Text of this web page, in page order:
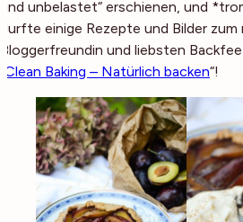
und unbelastet“ erschienen, und
durfte einige Rezepte und Bilder
Bloggerfreundin und liebsten
Clean Baking – Natürlich backen“!